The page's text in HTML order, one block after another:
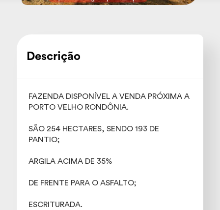
Descrição
FAZENDA DISPONÍVEL A VENDA PRÓXIMA A
PORTO VELHO RONDÔNIA.
SÃO 254 HECTARES, SENDO 193 DE
PANTIO;
ARGILA ACIMA DE 35%
DE FRENTE PARA O ASFALTO;
ESCRITURADA.